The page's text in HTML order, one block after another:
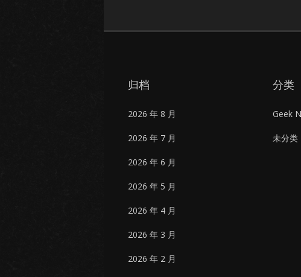
归档
2026 年 8 月
2026 年 7 月
2026 年 6 月
2026 年 5 月
2026 年 4 月
2026 年 3 月
2026 年 2 月
分类
Geek
未分类